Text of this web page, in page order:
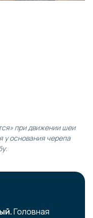
при движении шеи
у основания черепа
Головная